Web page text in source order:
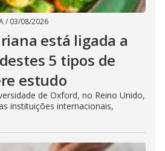
/ 03/08/2026
está ligada a
5 tipos de
estudo
de Oxford, no Reino Unido,
instituições internacionais,